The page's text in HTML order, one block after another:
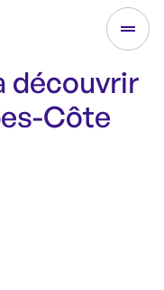
découvrir
Côte